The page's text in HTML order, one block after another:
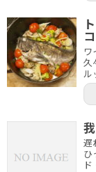
ワ
久
ル
遅
ひ